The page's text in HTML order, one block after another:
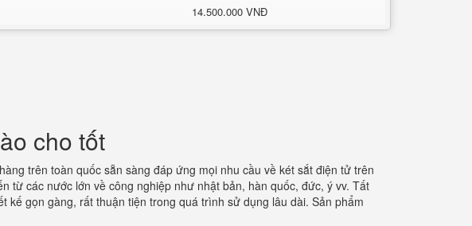
14.500.000 VNĐ
cho tốt
trên toàn quốc sẵn sàng đáp ứng mọi nhu cầu về két sắt điện tử trên
từ các nước lớn về công nghiệp như nhật bản, hàn quốc, đức, ý vv. Tất
kế gọn gàng, rất thuận tiện trong quá trình sử dụng lâu dài. Sản phẩm